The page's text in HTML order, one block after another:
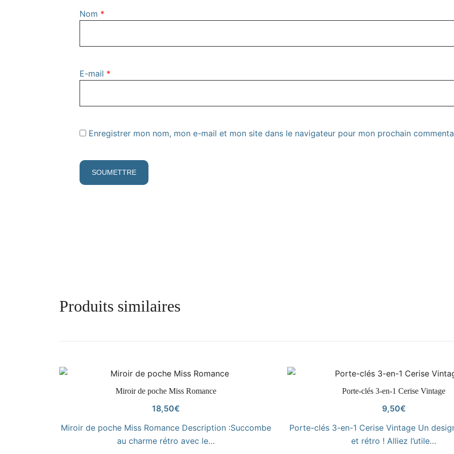
Nom *
E-mail *
Enregistrer mon nom, mon e-mail et mon site dans le navigateur pour mon prochain
Produits similaires
VOIR LE PRODUIT
Miroir de poche Miss Romance
18,50€
Miroir de poche Miss Romance Description :Succombe
au charme rétro avec le…
VOIR LE PRODUIT
Porte-clés 3-en-1 Cerise Vintage
9,50€
Porte-clés 3-en-1 Cerise Vintage Un
et rétro ! Alliez l’utile…